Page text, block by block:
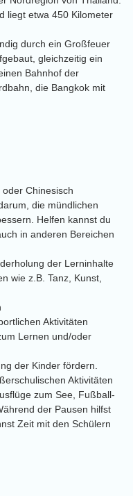
liegt etwa 450 Kilometer
durch ein Großfeuer
gleichzeitig ein
Bahnhof der
die Bangkok mit
Chinesisch
die mündlichen
Helfen kannst du
in anderen Bereichen
der Lerninhalte
wie z.B. Tanz, Kunst,
Aktivitäten
Lernen und/oder
der Kinder fördern.
Aktivitäten
zum See, Fußball-
der Pausen hilfst
Zeit mit den Schülern